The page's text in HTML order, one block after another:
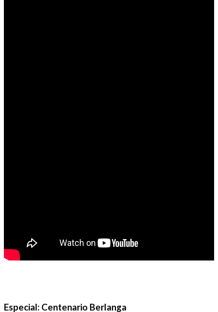
Especial: Centenario Berlanga